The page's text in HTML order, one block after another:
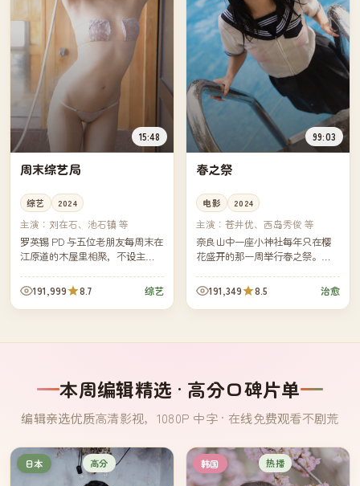
15:48
周末综艺局
综艺 2024
主演： 刘在石、池石镇 等
罗英锡 PD 与五位老朋友每周末在
江原道的木屋里相聚，不设主
深夜散步——韩国近年最受好评
的"无脑"综艺。
191,999 8.7 综艺
99:03
春之祭
电影 2024
主演：苍井优、西岛秀俊 等
奈良山中一座小神社每年只在樱
花盛开的那一周举行春之祭。今
回家乡的小女孩，意外卷进了祭
典背后的家族纠葛。
191,349 8.5 治愈
本周编辑精选 · 高分口碑片单
编辑亲选优质高清影视，1080P 中字 · 在线免费观看不剧荒
日本 高分 韩国 热播